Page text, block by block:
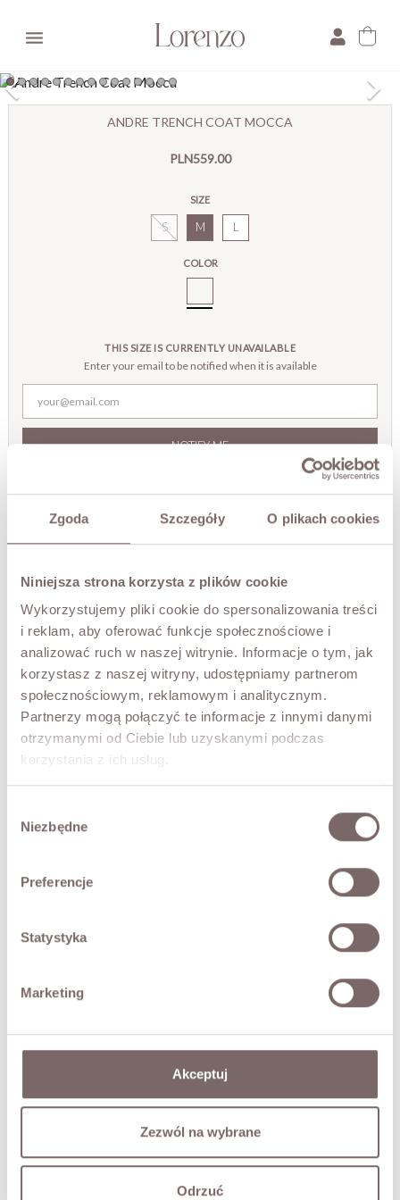
Zgoda Szczegóły O plikach cookies
Niniejsza strona korzysta z plików cookie
Wykorzystujemy pliki cookie do spersonalizowania treści
i reklam, aby oferować funkcje społecznościowe i
analizować ruch w naszej witrynie. Informacje o tym, jak
korzystasz z naszej witryny, udostępniamy partnerom
społecznościowym, reklamowym i analitycznym.
Partnerzy mogą połączyć te informacje z innymi danymi
otrzymanymi od Ciebie lub uzyskanymi podczas
korzystania z ich usług.
zgody
Niezbędne
Preferencje
Statystyka
Marketing
Akceptuj
Zezwól na wybrane
Odrzuć

ANDRE TRENCH COAT MOCCA
PLN559.00
SIZE
S M L
COLOR
Trencz
THIS SIZE IS CURRENTLY UNAVAILABLE
Enter your email to be notified when it is available
NOTIFY ME
The ANDRE coat in a trench-style cut. Mid-length, with a
snap closure and the option to tie it with the included
belt. The coat is lined, with a back vent for ease of
movement. Decorative strap with snaps at the cuffs and
zip-up pockets at the sides. A very original everyday piece
- with jeans or joggers, yet equally perfect for an elegant
outfit. A trench is a must-have among the coats in your
wardrobe. Made in Poland, with a very high-quality finish.
The model is 173 cm tall and is wearing a size S.
YOU MAY ALSO LIKE